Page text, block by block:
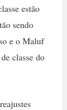
estão
sendo
e o Maluf
classe do